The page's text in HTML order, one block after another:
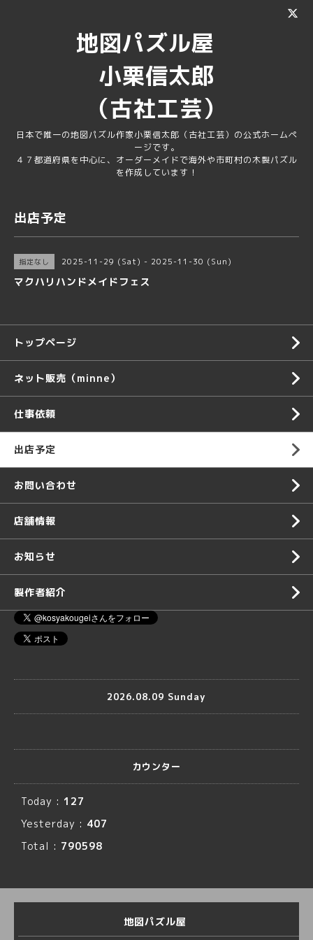
地図パズル屋
小栗信太郎
（古社工芸）
日本で唯一の地図パズル作家小栗信太郎（古社工芸）の公式ホームペ
ージです。
４７都道府県を中心に、オーダーメイドで海外や市町村の木製パズル
を作成しています！
出店予定
指定なし 2025-11-29 (Sat) - 2025-11-30 (Sun)
マクハリハンドメイドフェス
トップページ
ネット販売（minne）
仕事依頼
出店予定
お問い合わせ
店舗情報
お知らせ
製作者紹介
2026.08.09 Sunday
カウンター
Today : 127
Yesterday : 407
Total : 790598
地図パズル屋